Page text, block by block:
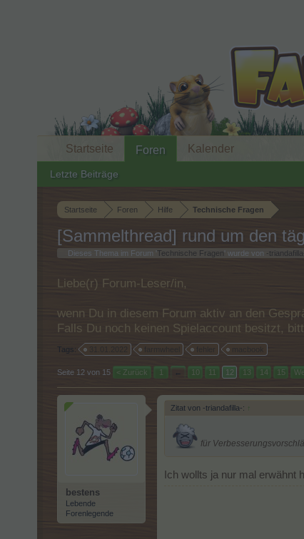
Startseite Foren Hilfe Technische Fragen
[Sammelthread] rund um den
Dieses Thema im Forum ' Technische Fragen ' wurde von -
Liebe(r) Forum-Leser/in,
wenn Du in diesem Forum aktiv an den
Falls Du noch keinen Spielaccount besitzt,
Tags:
Seite 12 von 15 < Zurück 1 ← 10 11 12 13 14 15
bestens
Lebende
Forenlegende
Zitat von -triandafilla-: ↑
für
Ich wollts ja nur mal erwähnt
Startseite Foren
Letzte Beiträge
Kalender